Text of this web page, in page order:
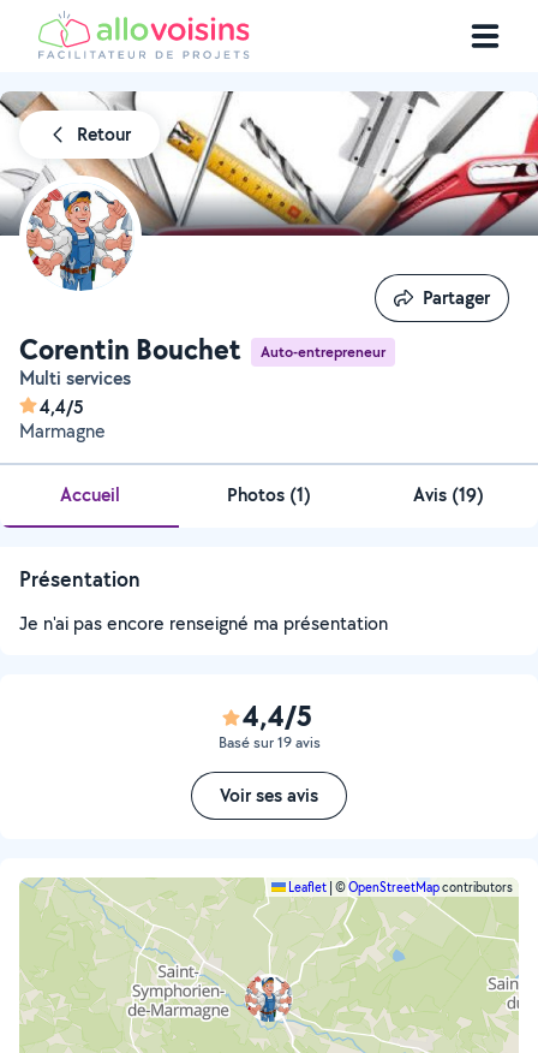
Retour
Corentin Bouchet Auto-entrepreneur
Multi services
4,4/5
Marmagne
Partager
Partager
Accueil Photos (1) Avis (19)
Présentation
Je n'ai pas encore renseigné ma présentation
4,4/5
Basé sur 19 avis
Voir ses avis
Leaflet ©OpenStreetMapcontributors